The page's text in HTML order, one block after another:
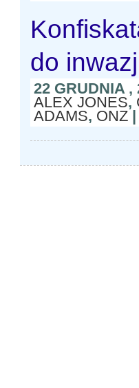
do
22 GRUDNIA ,
ALEX JONES,
ADAMS, ONZ